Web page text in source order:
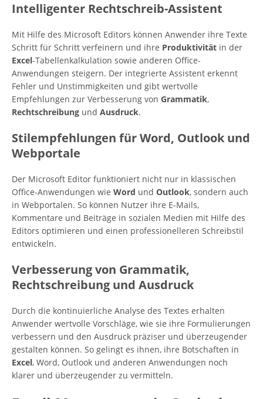
Intelligenter Rechtschreib-Assistent
Mit Hilfe des Microsoft Editors können Anwender ihre Texte
Schritt für Schritt verfeinern und ihre Produktivität in der
Excel-Tabellenkalkulation sowie anderen Office-
Anwendungen steigern. Der integrierte Assistent erkennt
Fehler und Unstimmigkeiten und gibt wertvolle
Empfehlungen zur Verbesserung von Grammatik,
Rechtschreibung und Ausdruck.
Stilempfehlungen für Word, Outlook und
Webportale
Der Microsoft Editor funktioniert nicht nur in klassischen
Office-Anwendungen wie Word und Outlook, sondern auch
in Webportalen. So können Nutzer ihre E-Mails,
Kommentare und Beiträge in sozialen Medien mit Hilfe des
Editors optimieren und einen professionelleren Schreibstil
entwickeln.
Verbesserung von Grammatik,
Rechtschreibung und Ausdruck
Durch die kontinuierliche Analyse des Textes erhalten
Anwender wertvolle Vorschläge, wie sie ihre Formulierungen
verbessern und den Ausdruck präziser und überzeugender
gestalten können. So gelingt es ihnen, ihre Botschaften in
Excel, Word, Outlook und anderen Anwendungen noch
klarer und überzeugender zu vermitteln.